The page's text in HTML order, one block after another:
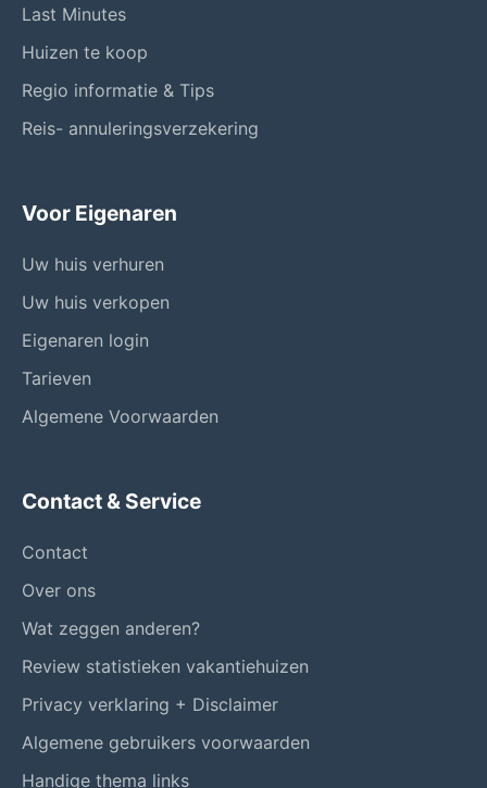
Last Minutes
Huizen te koop
Regio informatie & Tips
Reis- annuleringsverzekering
Voor Eigenaren
Uw huis verhuren
Uw huis verkopen
Eigenaren login
Tarieven
Algemene Voorwaarden
Contact & Service
Contact
Over ons
Wat zeggen anderen?
Review statistieken vakantiehuizen
Privacy verklaring + Disclaimer
Algemene gebruikers voorwaarden
Handige thema links